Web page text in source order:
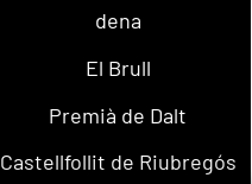
dena
El Brull
Premià de Dalt
Castellfollit de Riubregós